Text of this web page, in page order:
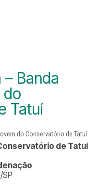
Banda
do
Tatuí
de Tatuí